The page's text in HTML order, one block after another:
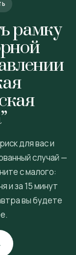
рамку
для вас и
случай —
с малого:
и за 15 минут
вы будете